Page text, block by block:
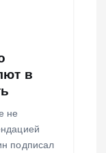
в
не
подписал